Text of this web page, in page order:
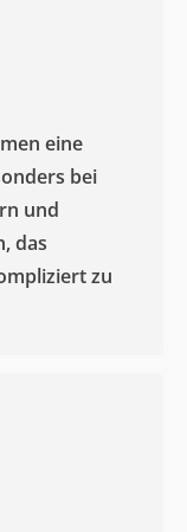
eine
bei
und
das
zu